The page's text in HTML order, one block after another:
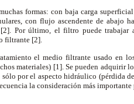
formas: con baja carga
con flujo ascendente de abajo
[2]. Por último, el filtro puede
filtrante [2].
el medio filtrante usado en
materiales) [1]. Se pueden adquirir
por el aspecto hidráulico (pérdida
la consideración más